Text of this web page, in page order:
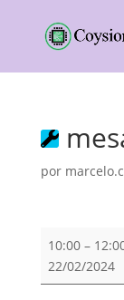
por
mesa
eet1
10:00 –
22/02/2024